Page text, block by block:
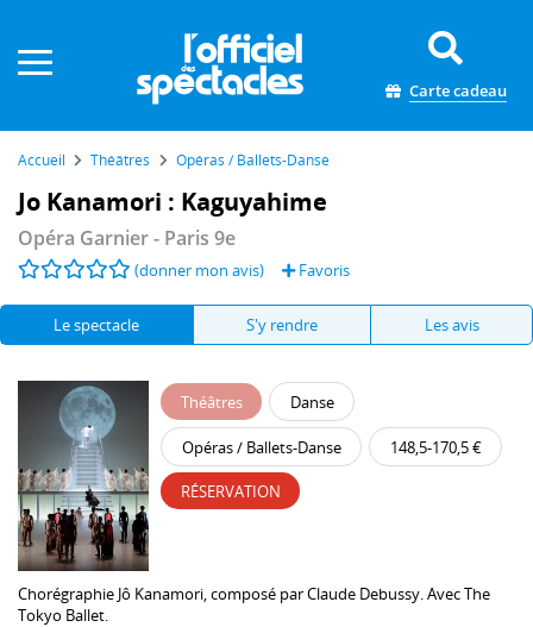
Carte cadeau
Accueil Théâtres Opéras / Ballets-Danse
Jo Kanamori : Kaguyahime
Opéra Garnier- Paris 9e
(donner mon avis) Favoris
Le spectacle S'y rendre Les avis
Théâtres Danse
Opéras / Ballets-Danse 148,5-170,5 €
RÉSERVATION
Chorégraphie Jô Kanamori , composé parClaude Debussy . AvecThe
Tokyo Ballet